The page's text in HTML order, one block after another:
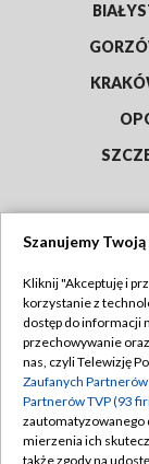
Abonament
Emisja w TVP
Centrum
Naziemna
Szanujemy
Kliknij "Akceptuję i
korzystanie z
dostęp do informacji
przechowywanie
nas, czyli Telewizję
Zaufanych
Partnerów TVP (93
zautomatyzowanego
mierzenia ich
także zgody na